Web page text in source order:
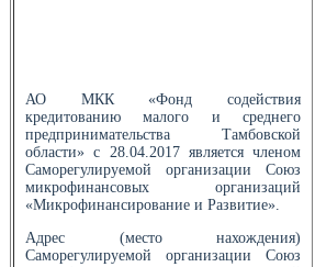
АО МКК «Фонд содействия
кредитованию малого и среднего
предпринимательства Тамбовской
области» с 28.04.2017 является членом
Саморегулируемой организации Союз
микрофинансовых организаций
«Микрофинансирование и Развитие».
Адрес (место нахождения)
Саморегулируемой организации Союз